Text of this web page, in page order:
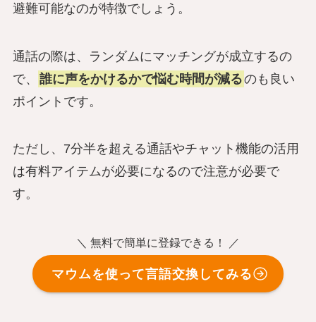
避難可能なのが特徴でしょう。
通話の際は、ランダムにマッチングが成立するの
で、
誰に声をかけるかで悩む時間が減るのも良い
ポイントです。
ただし、7分半を超える通話やチャット機能の活用
は有料アイテムが必要になるので注意が必要で
す。
＼ 無料で簡単に登録できる！ ／
マウムを使って言語交換してみる